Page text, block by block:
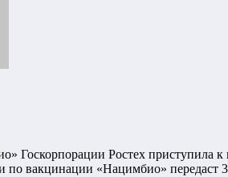
Госкорпорации Ростех приступила
по вакцинации «Нацимбио» передаст